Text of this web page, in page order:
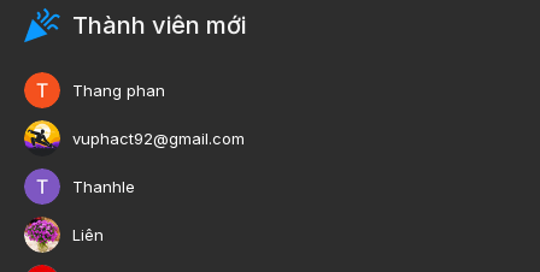
Thành viên mới
Thang phan
vuphact92@gmail.com
Thanhle
Liên